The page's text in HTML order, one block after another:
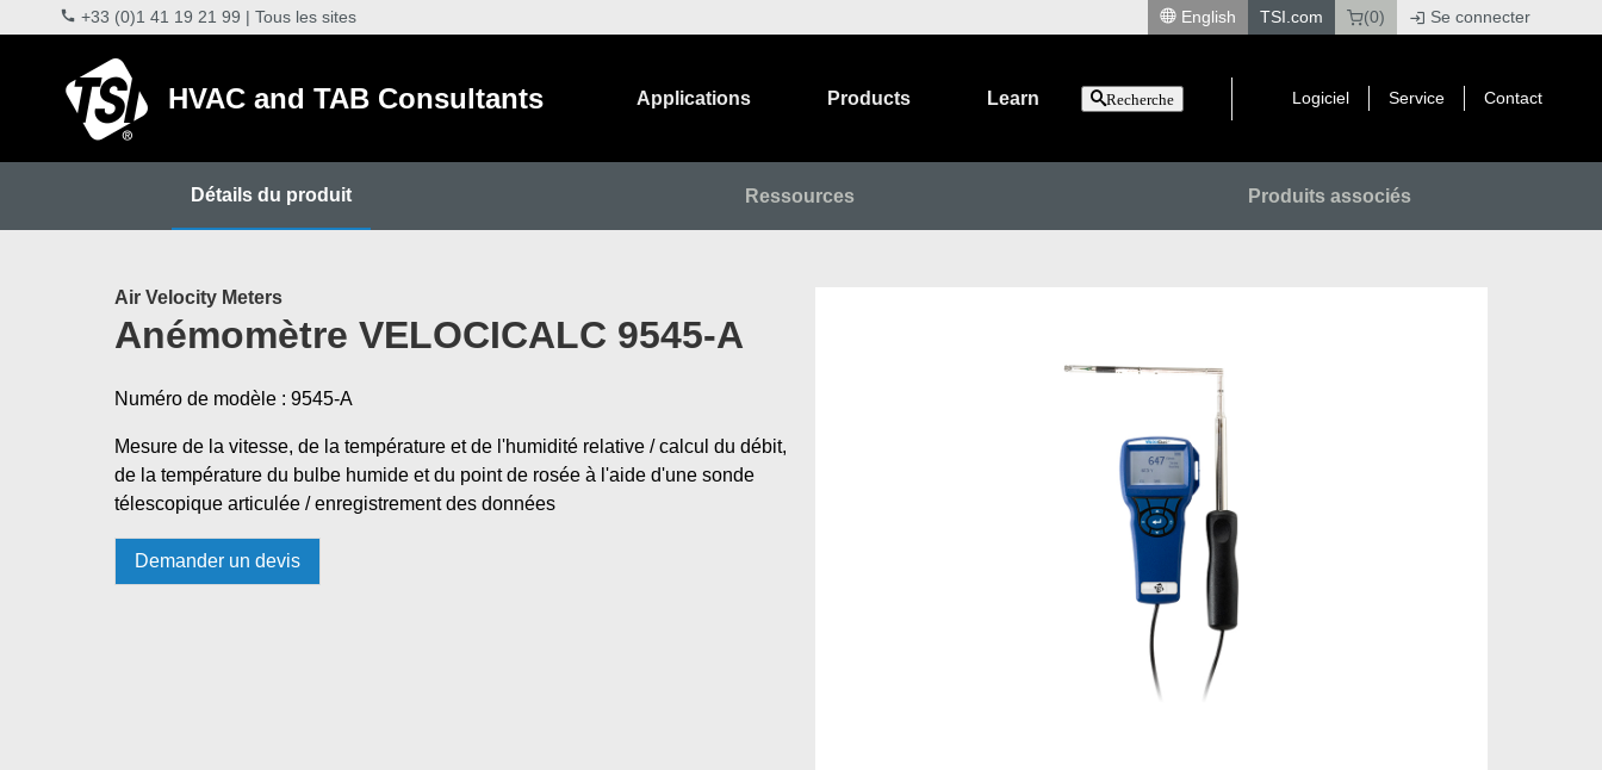
+33 (0)1 41 19 21 99 | Tous les sites English TSI.com (0) Se connecter
HVAC and TAB Consultants Applications Products Learn Recherche Logiciel Service Contact
Détails du produit Ressources Produits associés
Air Velocity Meters
Anémomètre VELOCICALC 9545-A
Numéro de modèle : 9545-A
Mesure de la vitesse, de la température et de l'humidité relative / calcul du débit,
de la température du bulbe humide et du point de rosée à l'aide d'une sonde
télescopique articulée / enregistrement des données
Demander un devis